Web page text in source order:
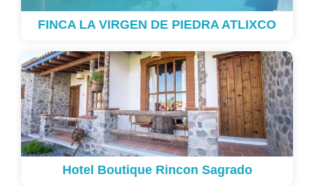
FINCA LA VIRGEN DE PIEDRA ATLIXCO
Hotel Boutique Rincon Sagrado